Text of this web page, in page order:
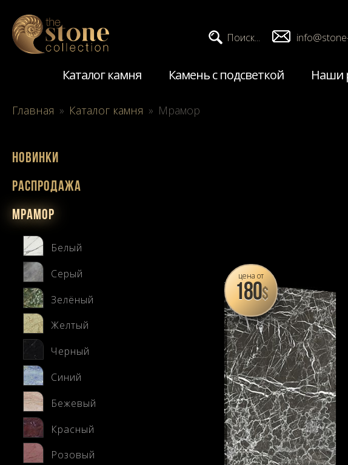
Поиск...
Каталог камня Камень с подсветкой Наши
Главная » Каталог камня » Мрамор
Новинки
Распродажа
Мрамор
Белый
Серый
Зелёный
Желтый
Черный
Синий
Бежевый
Красный
Розовый
цена от
180$